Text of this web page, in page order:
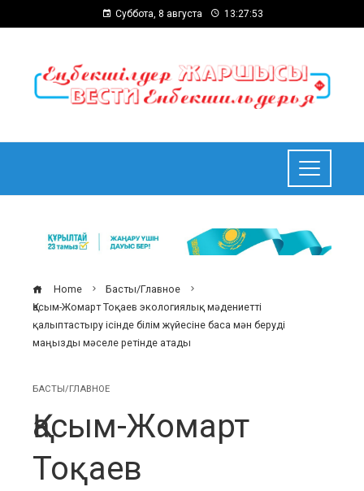
Суббота, 8 августа 13:27:54
Home
Басты/Главное
Қасым-Жомарт Тоқаев экологиялық мәдениетті
қалыптастыру ісінде білім жүйесіне баса мән беруді
маңызды мәселе ретінде атады
БАСТЫ/ГЛАВНОЕ
Қасым-Жомарт
Тоқаев